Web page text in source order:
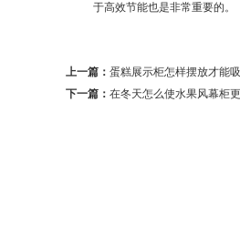
于高效节能也是非常重要的。
上一篇： 蛋糕展示柜怎样摆放才能
下一篇： 在冬天怎么使水果风幕柜